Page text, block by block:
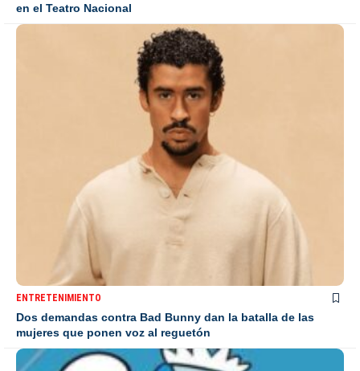
en el Teatro Nacional
ENTRETENIMIENTO
Dos demandas contra Bad Bunny dan la batalla de las
mujeres que ponen voz al reguetón